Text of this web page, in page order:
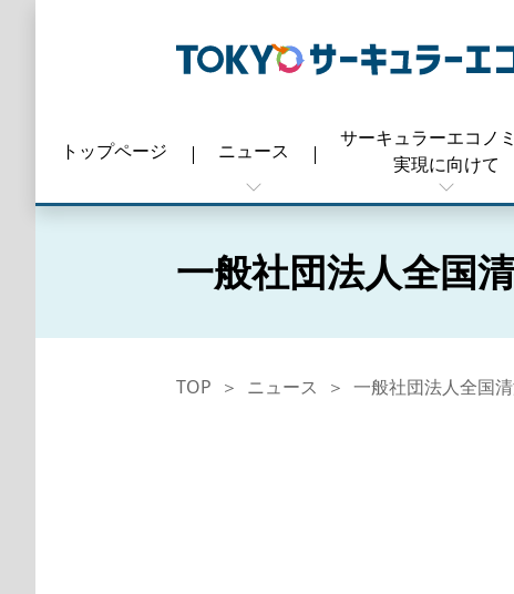
トップページ ニュース
サーキュラーエコノ
実現に向けて
一般社団法人全国
TOP ニュース 一般社団法人全国